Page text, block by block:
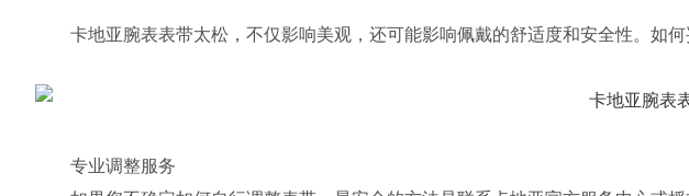
卡地亚腕表表带太松，不仅影响美观，还可能影响佩戴的舒适度和安全性。如何
专业调整服务